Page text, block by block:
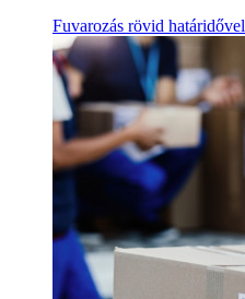
Fuvarozás rövid határidővel